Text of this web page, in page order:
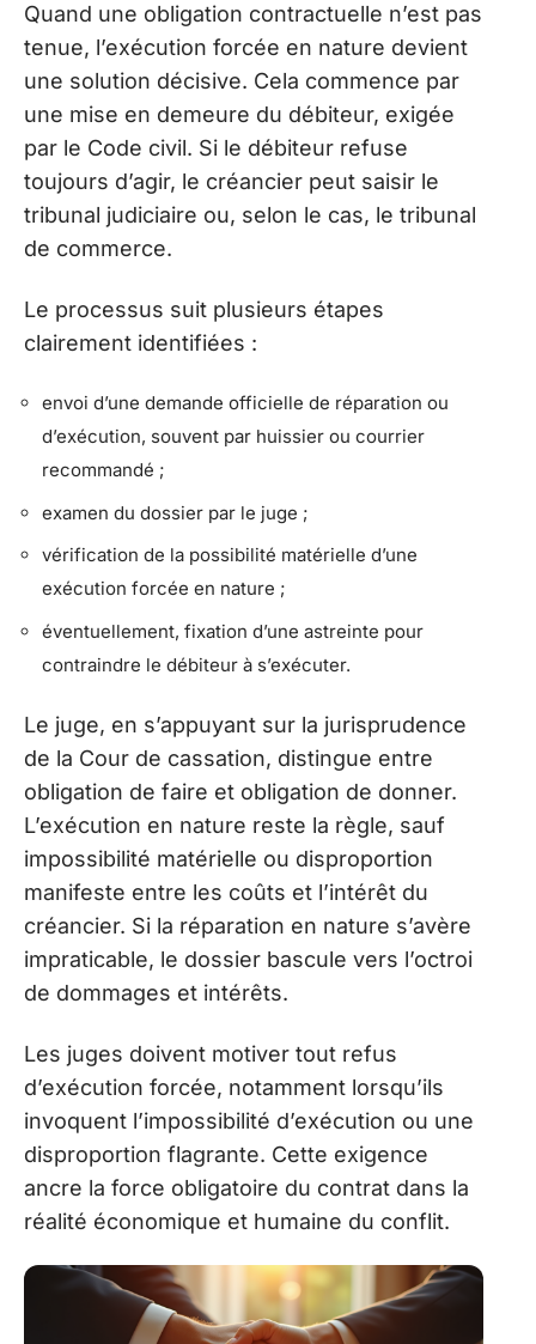
Quand une obligation contractuelle n’est pas
tenue, l’exécution forcée en nature devient
une solution décisive. Cela commence par
une mise en demeure du débiteur, exigée
par le Code civil. Si le débiteur refuse
toujours d’agir, le créancier peut saisir le
tribunal judiciaire ou, selon le cas, le tribunal
de commerce.
Le processus suit plusieurs étapes
clairement identifiées :
envoi d’une demande officielle de réparation ou
d’exécution, souvent par huissier ou courrier
recommandé ;
examen du dossier par le juge ;
vérification de la possibilité matérielle d’une
exécution forcée en nature ;
éventuellement, fixation d’une astreinte pour
contraindre le débiteur à s’exécuter.
Le juge, en s’appuyant sur la jurisprudence
de la Cour de cassation, distingue entre
obligation de faire et obligation de donner.
L’exécution en nature reste la règle, sauf
impossibilité matérielle ou disproportion
manifeste entre les coûts et l’intérêt du
créancier. Si la réparation en nature s’avère
impraticable, le dossier bascule vers l’octroi
de dommages et intérêts.
Les juges doivent motiver tout refus
d’exécution forcée, notamment lorsqu’ils
invoquent l’impossibilité d’exécution ou une
disproportion flagrante. Cette exigence
ancre la force obligatoire du contrat dans la
réalité économique et humaine du conflit.